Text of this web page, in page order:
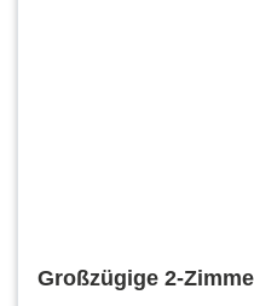
Großzügige 2-